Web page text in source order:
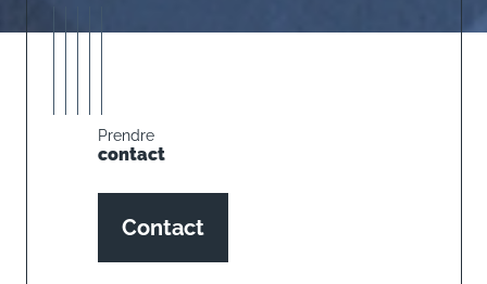
Prendre
contact
Contact